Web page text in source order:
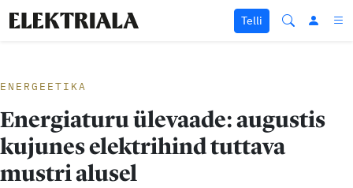
Liigu sisu juurde
Telli
ENERGEETIKA
Energiaturu ülevaade: augustis
kujunes elektrihind tuttava
mustri alusel